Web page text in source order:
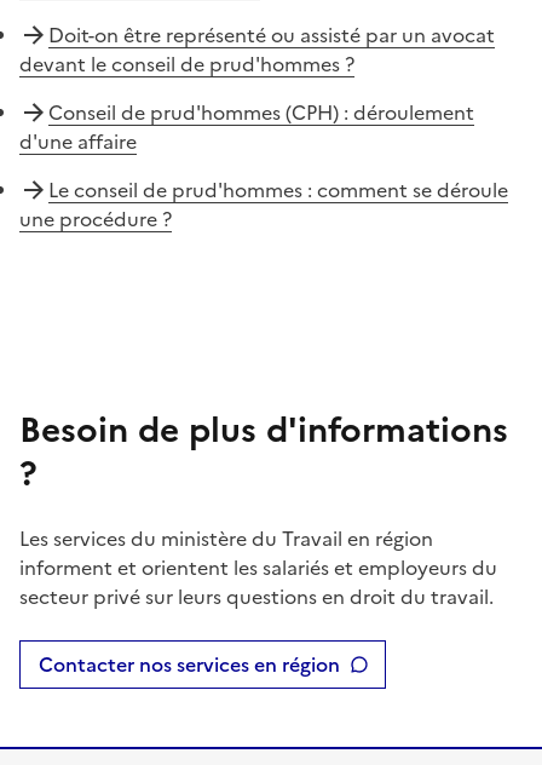
Doit-on être représenté ou assisté par un avocat
devant le conseil de prud'hommes ?
Conseil de prud'hommes (CPH) : déroulement
d'une affaire
Le conseil de prud'hommes : comment se déroule
une procédure ?
Besoin de plus d'informations
?
Les services du ministère du Travail en région
informent et orientent les salariés et employeurs du
secteur privé sur leurs questions en droit du travail.
Contacter nos services en région